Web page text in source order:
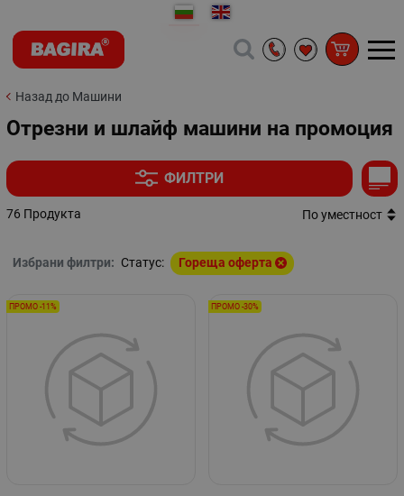
Назад до Машини
Отрезни и шлайф машини на промоция
ФИЛТРИ
76 Продукта По уместност
Избрани филтри: Статус: Гореща оферта
ПРОМО -11% ПРОМО -30%